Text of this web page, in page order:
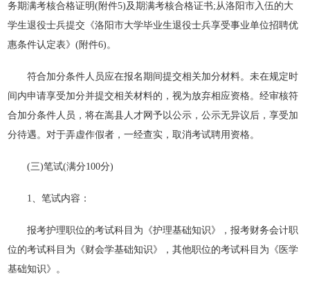
务期满考核合格证明(附件5)及期满考核合格证书;从洛阳市入伍的大
学生退役士兵提交《洛阳市大学毕业生退役士兵享受事业单位招聘优
惠条件认定表》(附件6)。
符合加分条件人员应在报名期间提交相关加分材料。未在规定时
间内申请享受加分并提交相关材料的，视为放弃相应资格。经审核符
合加分条件人员，将在嵩县人才网予以公示，公示无异议后，享受加
分待遇。对于弄虚作假者，一经查实，取消考试聘用资格。
(三)笔试(满分100分)
1、笔试内容：
报考护理职位的考试科目为《护理基础知识》，报考财务会计职
位的考试科目为《财会学基础知识》，其他职位的考试科目为《医学
基础知识》。